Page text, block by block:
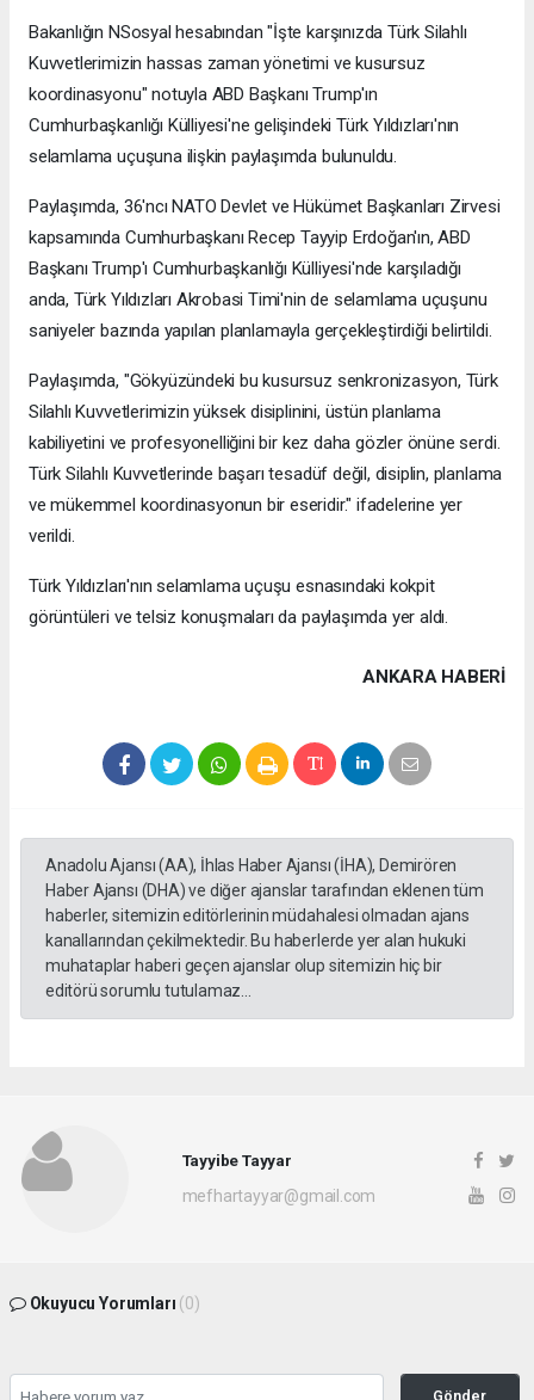
Bakanlığın NSosyal hesabından "İşte karşınızda Türk Silahlı
Kuvvetlerimizin hassas zaman yönetimi ve kusursuz
koordinasyonu" notuyla ABD Başkanı Trump'ın
Cumhurbaşkanlığı Külliyesi'ne gelişindeki Türk Yıldızları'nın
selamlama uçuşuna ilişkin paylaşımda bulunuldu.
Paylaşımda, 36'ncı NATO Devlet ve Hükümet Başkanları Zirvesi
kapsamında Cumhurbaşkanı Recep Tayyip Erdoğan'ın, ABD
Başkanı Trump'ı Cumhurbaşkanlığı Külliyesi'nde karşıladığı
anda, Türk Yıldızları Akrobasi Timi'nin de selamlama uçuşunu
saniyeler bazında yapılan planlamayla gerçekleştirdiği belirtildi.
Paylaşımda, "Gökyüzündeki bu kusursuz senkronizasyon, Türk
Silahlı Kuvvetlerimizin yüksek disiplinini, üstün planlama
kabiliyetini ve profesyonelliğini bir kez daha gözler önüne serdi.
Türk Silahlı Kuvvetlerinde başarı tesadüf değil, disiplin, planlama
ve mükemmel koordinasyonun bir eseridir." ifadelerine yer
verildi.
Türk Yıldızları'nın selamlama uçuşu esnasındaki kokpit
görüntüleri ve telsiz konuşmaları da paylaşımda yer aldı.
ANKARA HABERİ
Anadolu Ajansı (AA), İhlas Haber Ajansı (İHA), Demirören
Haber Ajansı (DHA) ve diğer ajanslar tarafından eklenen tüm
haberler, sitemizin editörlerinin müdahalesi olmadan ajans
kanallarından çekilmektedir. Bu haberlerde yer alan hukuki
muhataplar haberi geçen ajanslar olup sitemizin hiç bir
editörü sorumlu tutulamaz...
Tayyibe Tayyar
mefhartayyar@gmail.com
Okuyucu Yorumları (0)
Gönder